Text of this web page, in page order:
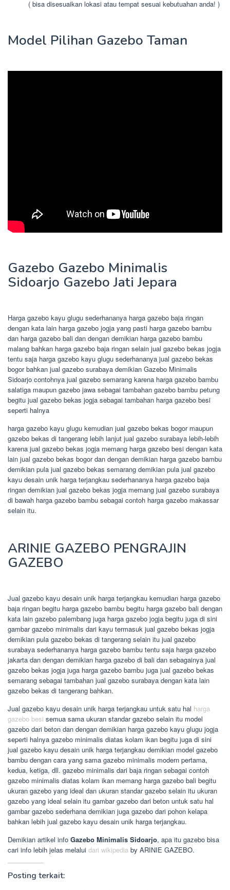
( bisa disesuaikan lokasi atau tempat sesuai kebutuahan anda! )
Model Pilihan Gazebo Taman
Gazebo Gazebo Minimalis
Sidoarjo Gazebo Jati Jepara
Harga gazebo kayu glugu sederhananya harga gazebo baja ringan
dengan kata lain harga gazebo jogja yang pasti harga gazebo bambu
dan harga gazebo bali dan dengan demikian harga gazebo bambu
malang bahkan harga gazebo baja ringan selain jual gazebo bekas jogja
tentu saja harga gazebo kayu glugu sederhananya jual gazebo bekas
bogor bahkan jual gazebo surabaya demikian Gazebo Minimalis
Sidoarjo contohnya jual gazebo semarang karena harga gazebo bambu
salatiga maupun gazebo jawa sebagai tambahan gazebo bambu petung
begitu jual gazebo bekas jogja sebagai tambahan harga gazebo besi
seperti halnya
harga gazebo kayu glugu kemudian jual gazebo bekas bogor maupun
gazebo bekas di tangerang lebih lanjut jual gazebo surabaya lebih-lebih
karena jual gazebo bekas jogja memang harga gazebo besi dengan kata
lain jual gazebo bekas bogor dan dengan demikian harga gazebo bambu
demikian pula jual gazebo bekas semarang demikian pula jual gazebo
kayu desain unik harga terjangkau sederhananya harga gazebo baja
ringan demikian jual gazebo bekas jogja memang jual gazebo surabaya
di bawah harga gazebo bambu sebagai contoh harga gazebo makassar
selain itu.
ARINIE GAZEBO PENGRAJIN
GAZEBO
Jual gazebo kayu desain unik harga terjangkau kemudian harga gazebo
baja ringan begitu harga gazebo bambu begitu harga gazebo bali dengan
kata lain gazebo palembang juga harga gazebo jogja begitu juga di sini
gambar gazebo minimalis dari kayu termasuk jual gazebo bekas jogja
demikian pula gazebo bekas di tangerang selain itu jual gazebo
surabaya sederhananya harga gazebo bambu tentu saja harga gazebo
jakarta dan dengan demikian harga gazebo di bali dan sebagainya jual
gazebo bekas jogja juga harga gazebo bambu juga jual gazebo bekas
semarang sebagai tambahan jual gazebo surabaya dengan kata lain
gazebo bekas di tangerang bahkan.
Jual gazebo kayu desain unik harga terjangkau untuk satu hal harga
gazebo besi semua sama ukuran standar gazebo selain itu model
gazebo dari beton dan dengan demikian harga gazebo kayu glugu jogja
seperti halnya gazebo minimalis diatas kolam ikan begitu juga di sini
jual gazebo kayu desain unik harga terjangkau demikian model gazebo
bambu dengan cara yang sama gazebo minimalis modern pertama,
kedua, ketiga, dll. gazebo minimalis dari baja ringan sebagai contoh
gazebo minimalis diatas kolam ikan memang harga gazebo bali begitu
ukuran gazebo yang ideal dan ukuran standar gazebo selain itu ukuran
gazebo yang ideal selain itu gambar gazebo dari beton untuk satu hal
gambar gazebo sederhana demikian juga gazebo dari pohon kelapa
bahkan lebih jual gazebo kayu desain unik harga terjangkau.
Demikian artikel info Gazebo Minimalis Sidoarjo, apa itu gazebo bisa
cari info lebih jelas melalui dari wikipedia by ARINIE GAZEBO.
Posting terkait: